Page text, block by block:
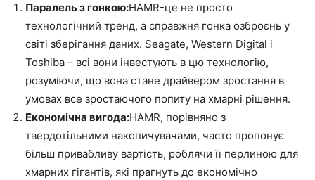
Паралель з гонкою:HAMR-це не просто
технологічний тренд, а справжня гонка озброєнь у
світі зберігання даних. Seagate, Western Digital і
Toshiba – всі вони інвестують в цю технологію,
розуміючи, що вона стане драйвером зростання в
умовах все зростаючого попиту на хмарні рішення.
Економічна вигода:HAMR, порівняно з
твердотільними накопичувачами, часто пропонує
більш привабливу вартість, роблячи її перлиною для
хмарних гігантів, які прагнуть до економічно